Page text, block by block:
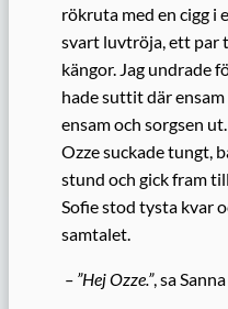
rökruta med en cigg i
svart luvtröja, ett par
kängor. Jag undrade
hade suttit där
ensam och sorgsen ut.
Ozze suckade tungt,
stund och gick fram
Sofie stod tysta kvar
samtalet.
– ”Hej Ozze.”, sa